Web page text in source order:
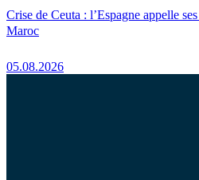
Crise de Ceuta : l’Espagne appelle
Maroc
05.08.2026